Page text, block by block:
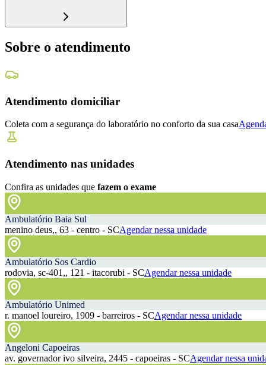
Sobre o atendimento
Atendimento domiciliar
Coleta com a segurança do laboratório no conforto da sua casa
Atendimento nas unidades
Confira as unidades que fazem o exame
Ambulatório Baia Sul
menino deus,, 63 - centro - SCAgendar nessa unidade
Ambulatório Sos Cardio
rodovia, sc-401,, 121 - itacorubi - SCAgendar nessa unidade
Ambulatório Unimed
r. manoel loureiro, 1909 - barreiros - SCAgendar nessa unidade
Angeloni Capoeiras
av. governador ivo silveira, 2445 - capoeiras - SCAgendar nessa